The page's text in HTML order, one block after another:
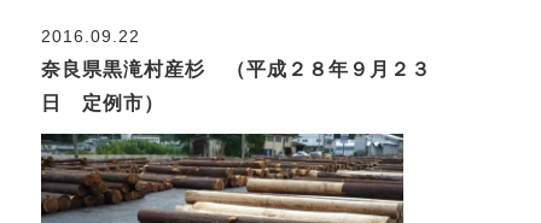
2016.09.22
奈良県黒滝村産杉 （平成２８年９月２３
日 定例市）